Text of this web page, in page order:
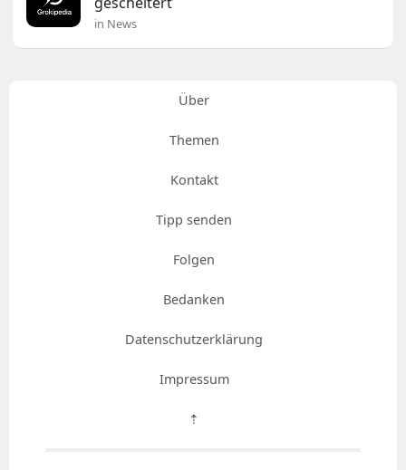
in News
Über
Themen
Kontakt
Tipp senden
Folgen
Bedanken
Datenschutzerklärung
Impressum
⇡